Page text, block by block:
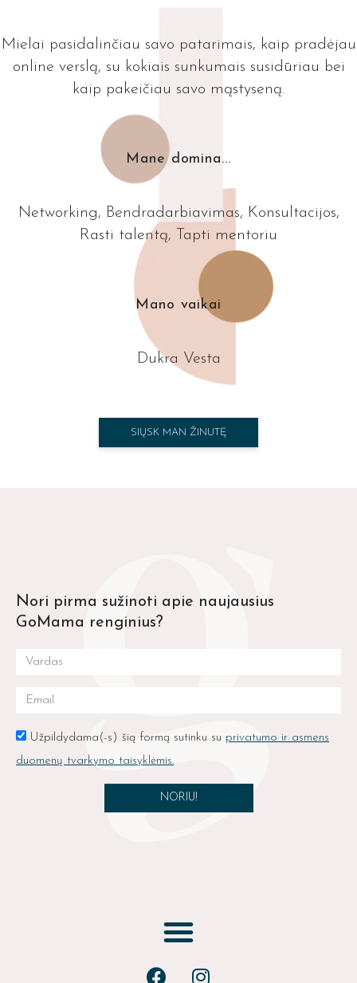
Mielai pasidalinčiau savo patarimais, kaip pradėjau
online verslą, su kokiais sunkumais susidūriau bei
kaip pakeičiau savo mąstyseną.
Mane domina...
Networking, Bendradarbiavimas, Konsultacijos,
Rasti talentą, Tapti mentoriu
Mano vaikai
Dukra Vesta
SIŲSK MAN ŽINUTĘ
Nori pirma sužinoti apie naujausius
GoMama renginius?
Užpildydama(-s) šią formą sutinku su privatumo ir asmens
duomenų tvarkymo taisyklėmis.
NORIU!